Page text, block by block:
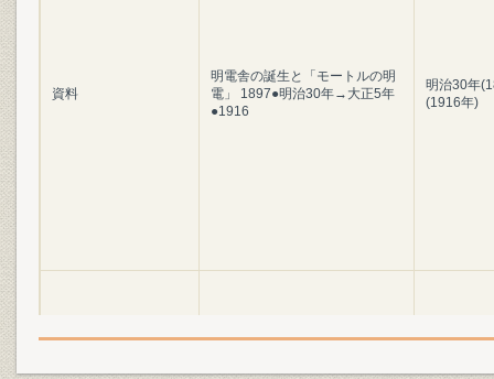
資料
明電舎の誕生と「モートルの明
電」 1897●明治30年→大正5年
●1916
明治30年
(1916年)